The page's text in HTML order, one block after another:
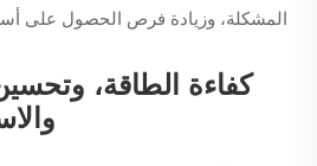
المشكلة، وزيادة فرص الحصول على
كفاءة الطاقة،